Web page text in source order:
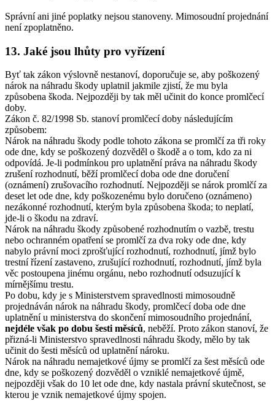
Správní ani jiné poplatky nejsou stanoveny. Mimosoudní projednání
není zpoplatněno.
13. Jaké jsou lhůty pro vyřízení
Byť tak zákon výslovně nestanoví, doporučuje se, aby poškozený
nárok na náhradu škody uplatnil jakmile zjistí, že mu byla
způsobena škoda. Nejpozději by tak měl učinit do konce promlčecí
doby.
Zákon č. 82/1998 Sb. stanoví promlčecí doby následujícím
způsobem:
Nárok na náhradu škody podle tohoto zákona se promlčí za tři roky
ode dne, kdy se poškozený dozvěděl o škodě a o tom, kdo za ni
odpovídá. Je-li podmínkou pro uplatnění práva na náhradu škody
zrušení rozhodnutí, běží promlčecí doba ode dne doručení
(oznámení) zrušovacího rozhodnutí. Nejpozději se nárok promlčí za
deset let ode dne, kdy poškozenému bylo doručeno (oznámeno)
nezákonné rozhodnutí, kterým byla způsobena škoda; to neplatí,
jde-li o škodu na zdraví.
Nárok na náhradu škody způsobené rozhodnutím o vazbě, trestu
nebo ochranném opatření se promlčí za dva roky ode dne, kdy
nabylo právní moci zprošťující rozhodnutí, rozhodnutí, jímž bylo
trestní řízení zastaveno, zrušující rozhodnutí, rozhodnutí, jímž byla
věc postoupena jinému orgánu, nebo rozhodnutí odsuzující k
mírnějšímu trestu.
Po dobu, kdy je s Ministerstvem spravedlnosti mimosoudně
projednáván nárok na náhradu škody, promlčecí doba ode dne
uplatnění u ministerstva do skončení mimosoudního projednání,
nejdéle však po dobu šesti měsíců, neběží. Proto zákon stanoví, že
přizná-li Ministerstvo spravedlnosti náhradu škody, mělo by tak
učinit do šesti měsíců od uplatnění nároku.
Nárok na náhradu nemajetkové újmy se promlčí za šest měsíců ode
dne, kdy se poškozený dozvěděl o vzniklé nemajetkové újmě,
nejpozději však do 10 let ode dne, kdy nastala právní skutečnost, se
kterou je vznik nemajetkové újmy spojen.